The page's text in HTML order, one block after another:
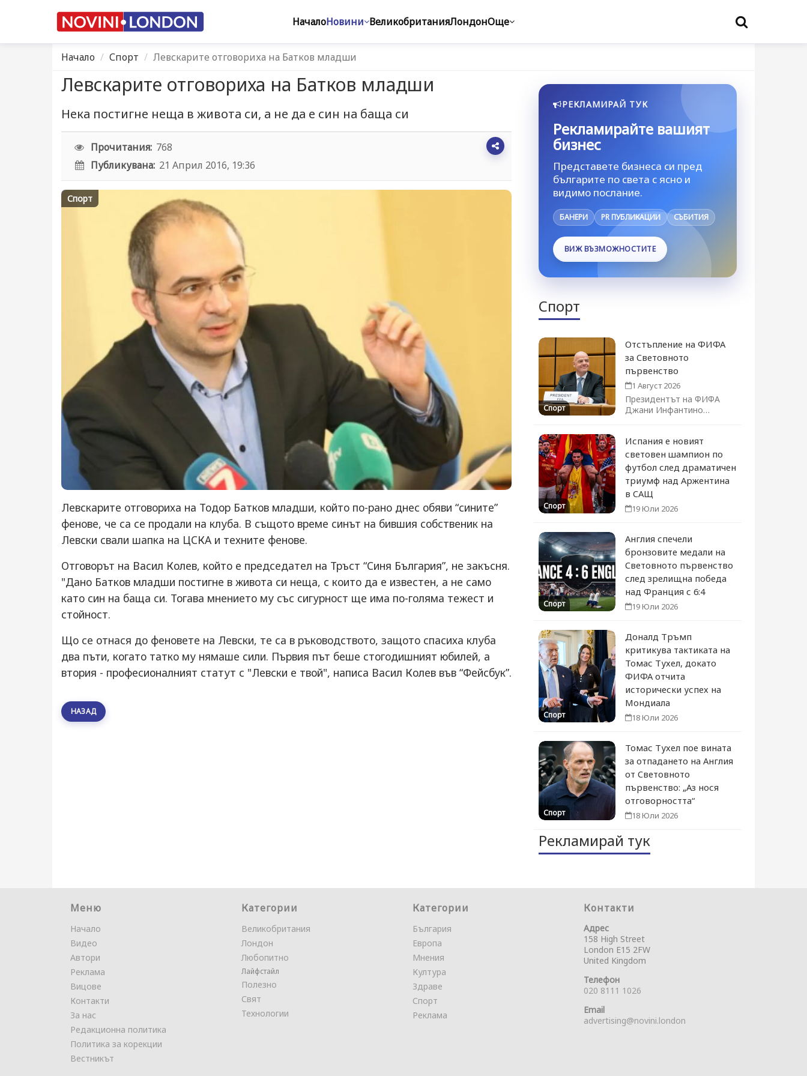
НачалоНовини ВеликобританияЛондонОще
Начало Спорт Левскарите отговориха на Батков младши
Левскарите отговориха на Батков младши
Нека постигне неща в живота си, а не да е син на баща си
Прочитания: 768
Публикувана: 21 Април 2016, 19:36
Спорт
Левскарите отговориха на Тодор Батков младши, който по-рано днес обяви “сините”
фенове, че са се продали на клуба. В същото време синът на бившия собственик на
Левски свали шапка на ЦСКА и техните фенове.
Отговорът на Васил Колев, който е председател на Тръст “Синя България”, не закъсня.
"Дано Батков младши постигне в живота си неща, с които да е известен, а не само
като син на баща си. Тогава мнението му със сигурност ще има по-голяма тежест и
стойност.
Що се отнася до феновете на Левски, те са в ръководството, защото спасиха клуба
два пъти, когато татко му нямаше сили. Първия път беше стогодишният юбилей, а
втория - професионалният статут с "Левски е твой", написа Васил Колев във “Фейсбук”.
НАЗАД
РЕКЛАМИРАЙ ТУК
Рекламирайте вашият
бизнес
Представете бизнеса си пред
българите по света с ясно и
видимо послание.
БАНЕРИ PR ПУБЛИКАЦИИ СЪБИТИЯ
ВИЖ ВЪЗМОЖНОСТИТЕ
Спорт
Спорт
Отстъпление на ФИФА
за Световното
първенство
1 Август 2026
Президентът на ФИФА
Джани Инфантино
Спорт
Испания е новият
световен шампион по
футбол след драматичен
триумф над Аржентина
в САЩ
19 Юли 2026
Спорт
Англия спечели
бронзовите медали на
Световното първенство
след зрелищна победа
над Франция с 6:4
19 Юли 2026
Спорт
Доналд Тръмп
критикува тактиката на
Томас Тухел, докато
ФИФА отчита
исторически успех на
Мондиала
18 Юли 2026
Спорт
Томас Тухел пое вината
за отпадането на Англия
от Световното
първенство: „Аз нося
отговорността“
18 Юли 2026
Рекламирай тук
Меню
Начало
Видео
Автори
Реклама
Вицове
Контакти
За нас
Редакционна политика
Политика за корекции
Вестникът
Категории
Великобритания
Лондон
Любопитно
Лайфстайл
Полезно
Свят
Технологии
Категории
България
Европа
Мнения
Култура
Здраве
Спорт
Реклама
Контакти
Адрес
158 High Street
London E15 2FW
United Kingdom
Телефон
020 8111 1026
Email
advertising@novini.london